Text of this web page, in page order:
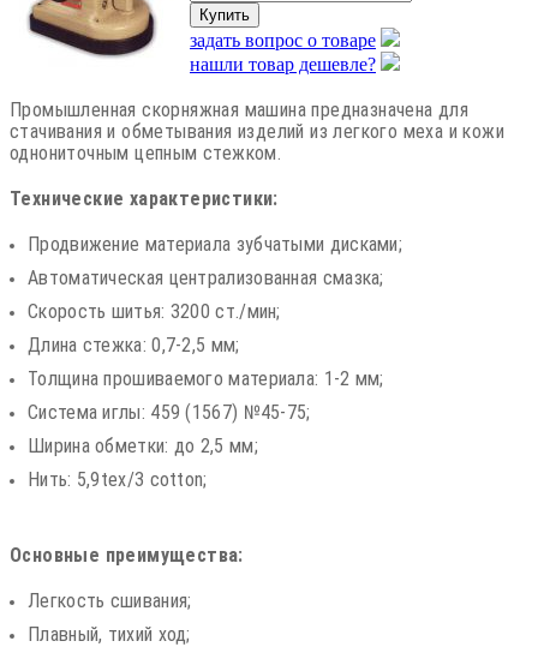
задать вопрос о товаре
нашли товар дешевле?
Промышленная скорняжная машина предназначена для
стачивания и обметывания изделий из легкого меха и кожи
однониточным цепным стежком.
Технические характеристики:
Продвижение материала зубчатыми дисками;
Автоматическая централизованная смазка;
Скорость шитья: 3200 ст./мин;
Длина стежка: 0,7-2,5 мм;
Толщина прошиваемого материала: 1-2 мм;
Система иглы: 459 (1567) №45-75;
Ширина обметки: до 2,5 мм;
Нить: 5,9tex/3 cotton;
Основные преимущества:
Легкость сшивания;
Плавный, тихий ход;